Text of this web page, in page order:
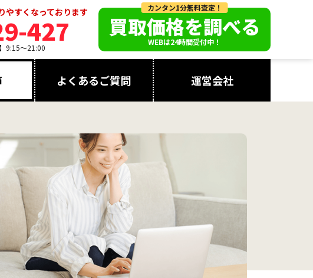
やすくなっております
427
9:15～21:00
カンタン1分無料査定！
買取価格を調べる
WEBは24時間受付中！
よくあるご質問 運営会社